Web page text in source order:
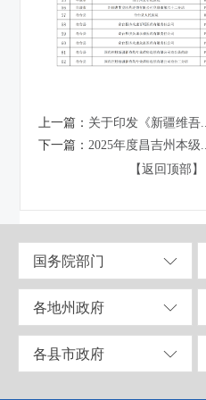
上一篇： 关于印发《新疆维吾...
下一篇： 2025年度昌吉州本级...
【返回顶部】
国务院部门
各地州政府
各县市政府